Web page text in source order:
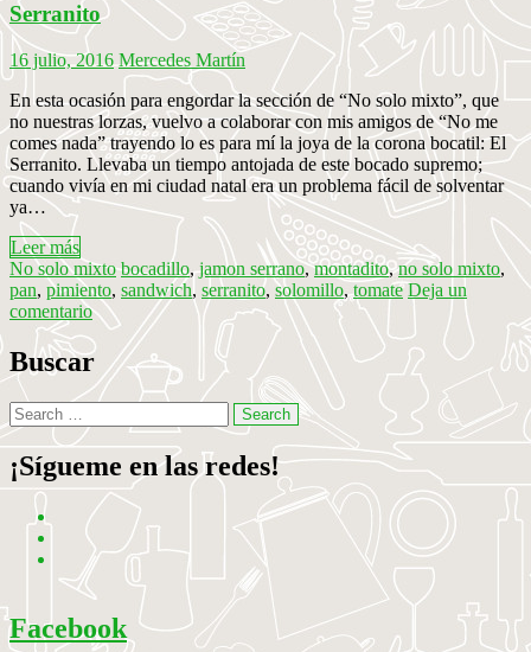
Serranito
16 julio, 2016 Mercedes Martín
En esta ocasión para engordar la sección de “No solo mixto”, que
no nuestras lorzas, vuelvo a colaborar con mis amigos de “No me
comes nada” trayendo lo es para mí la joya de la corona bocatil: El
Serranito. Llevaba un tiempo antojada de este bocado supremo;
cuando vivía en mi ciudad natal era un problema fácil de solventar
ya…
Leer más
No solo mixto bocadillo,jamon serrano,montadito,no solo mixto,
pan, pimiento, sandwich, serranito, solomillo,tomate Deja un
comentario
Buscar
¡Sígueme en las redes!
Facebook